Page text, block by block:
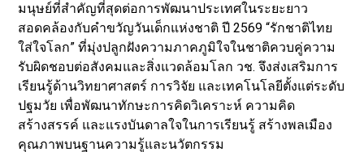
มนุษย์ที่สำคัญที่สุดต่อการพัฒนาประเทศในระยะยาว
สอดคล้องกับคำขวัญวันเด็กแห่งชาติ ปี 2569 “รักชาติไทย
ใส่ใจโลก” ที่มุ่งปลูกฝังความภาคภูมิใจในชาติควบคู่ความ
รับผิดชอบต่อสังคมและสิ่งแวดล้อมโลก วช. จึงส่งเสริมการ
เรียนรู้ด้านวิทยาศาสตร์ การวิจัย และเทคโนโลยีตั้งแต่ระดับ
ปฐมวัย เพื่อพัฒนาทักษะการคิดวิเคราะห์ ความคิด
สร้างสรรค์ และแรงบันดาลใจในการเรียนรู้ สร้างพลเมือง
คุณภาพบนฐานความรู้และนวัตกรรม